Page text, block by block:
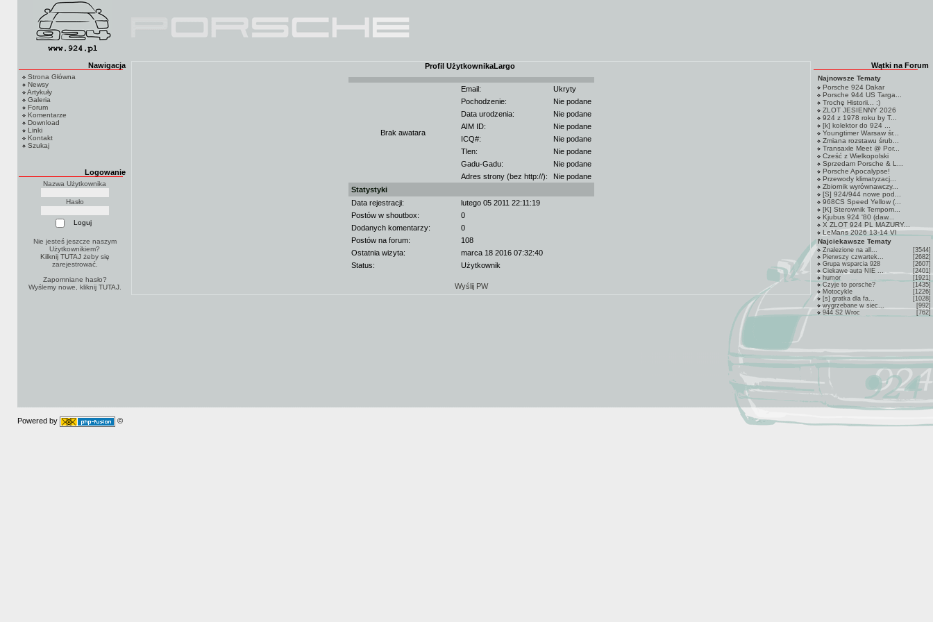
Nawigacja
Strona Główna
Newsy
Artykuły
Galeria
Forum
Komentarze
Download
Linki
Kontakt
Szukaj
Logowanie
Nazwa Użytkownika
Hasło
Nie jesteś jeszcze naszym
Użytkownikiem?
Kilknij TUTAJżeby się
zarejestrować.
Zapomniane hasło?
Wyślemy nowe, kliknij TUTAJ.
Profil UżytkownikaLargo
Brak awatara
Email:
Ukryty
Pochodzenie:
Nie podane
Data urodzenia:
Nie podane
AIM ID:
Nie podane
ICQ#:
Nie podane
Tlen:
Nie podane
Gadu-Gadu:
Nie podane
Adres strony (bez http://):
Nie podane
Statystyki
Data rejestracji:
lutego 05 2011 22:11:19
Postów w shoutbox:
0
Dodanych komentarzy:
0
Postów na forum:
108
Ostatnia wizyta:
marca 18 2016 07:32:40
Status:
Użytkownik
Wyślij PW
Wątki na Forum
Najnowsze Tematy
Porsche 924 Dakar
Porsche 944 US Targa...
Trochę Historii... :)
ZLOT JESIENNY 2026
924 z 1978 roku by T...
[k] kolektor do 924 ...
Youngtimer Warsaw śr...
Zmiana rozstawu śrub...
Transaxle Meet @ Por...
Cześć z Wielkopolski
Sprzedam Porsche & L...
Porsche Apocalypse!
Przewody klimatyzacj...
Zbiornik wyrównawczy...
[S] 924/944 nowe pod...
968CS Speed Yellow (...
[K] Sterownik Tempom...
Kjubus 924 '80 (daw...
X ZLOT 924 PL MAZURY...
LeMans 2026 13-14 VI
Najciekawsze Tematy
Znalezione na all...
[3544]
Pierwszy czwartek...
[2682]
Grupa wsparcia 928
[2607]
Ciekawe auta NIE ...
[2401]
humor
[1921]
Czyje to porsche?
[1435]
Motocykle
[1226]
[s] gratka dla fa...
[1028]
wygrzebane w siec...
[992]
944 S2 Wroc
[762]
Powered by ©